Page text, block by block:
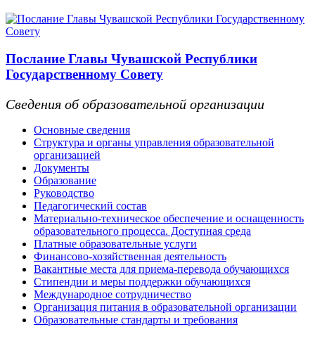
Послание Главы Чувашской Республики
Государственному Совету
Сведения об образовательной организации
Основные сведения
Структура и органы управления образовательной
организацией
Документы
Образование
Руководство
Педагогический состав
Материально-техническое обеспечение и оснащенность
образовательного процесса. Доступная среда
Платные образовательные услуги
Финансово-хозяйственная деятельность
Вакантные места для приема-перевода обучающихся
Стипендии и меры поддержки обучающихся
Международное сотрудничество
Организация питания в образовательной организации
Образовательные стандарты и требования